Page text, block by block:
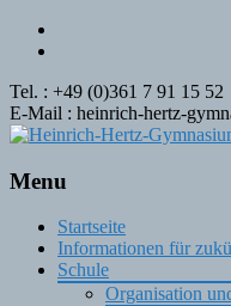
Tel. : +49 (0)361 7 91 15 52
E-Mail : heinrich-hertz-
Menu
Skip
content
Startseite
Informationen für
Schule
Organisation